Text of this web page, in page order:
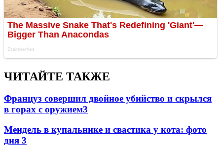
ЧИТАЙТЕ ТАКЖЕ
Француз совершил двойное убийство и скрылся
в горах с оружием3
Мендель в купальнике и свастика у кота: фото
дня 3